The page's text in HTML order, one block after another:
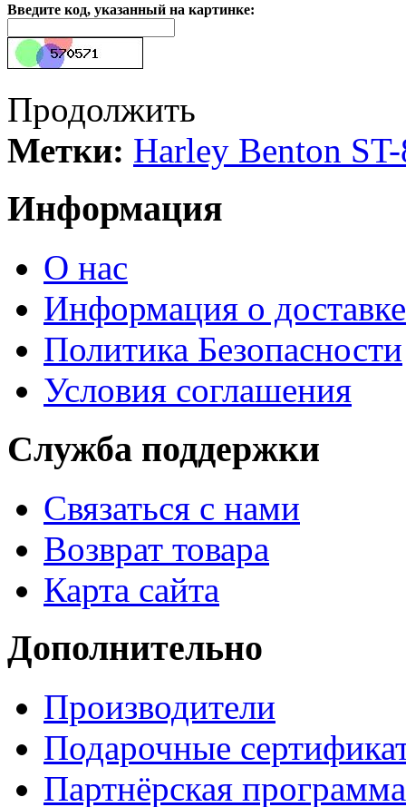
Введите код, указанный на картинке:
Продолжить
Метки: Harley Benton
Информация
О нас
Информация о доставке
Политика Безопасности
Условия соглашения
Служба поддержки
Связаться с нами
Возврат товара
Карта сайта
Дополнительно
Производители
Подарочные
Партнёрская программа